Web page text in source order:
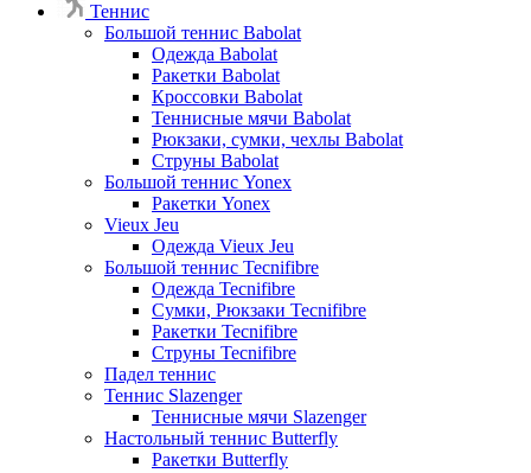
Теннис
Большой теннис Babolat
Одежда Babolat
Ракетки Babolat
Кроссовки Babolat
Теннисные мячи Babolat
Рюкзаки, сумки, чехлы Babolat
Струны Babolat
Большой теннис Yonex
Ракетки Yonex
Vieux Jeu
Одежда Vieux Jeu
Большой теннис Tecnifibre
Одежда Tecnifibre
Сумки, Рюкзаки Tecnifibre
Ракетки Tecnifibre
Струны Tecnifibre
Падел теннис
Теннис Slazenger
Теннисные мячи Slazenger
Настольный теннис Butterfly
Ракетки Butterfly